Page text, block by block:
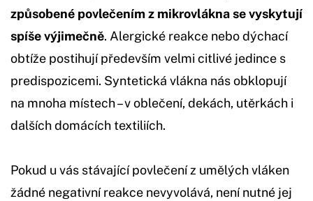
způsobené povlečením z mikrovlákna se vyskytují
spíše výjimečně. Alergické reakce nebo dýchací
obtíže postihují především velmi citlivé jedince s
predispozicemi. Syntetická vlákna nás obklopují
na mnoha místech – v oblečení, dekách, utěrkách i
dalších domácích textiliích.
Pokud u vás stávající povlečení z umělých vláken
žádné negativní reakce nevyvolává, není nutné jej